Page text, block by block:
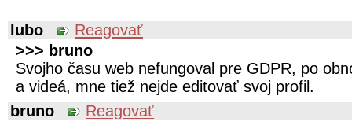
lubo
Reagovať
>>> bruno
Svojho času web nefungoval pre GDPR, po
a videá, mne tiež nejde editovať svoj profil.
bruno
Reagovať